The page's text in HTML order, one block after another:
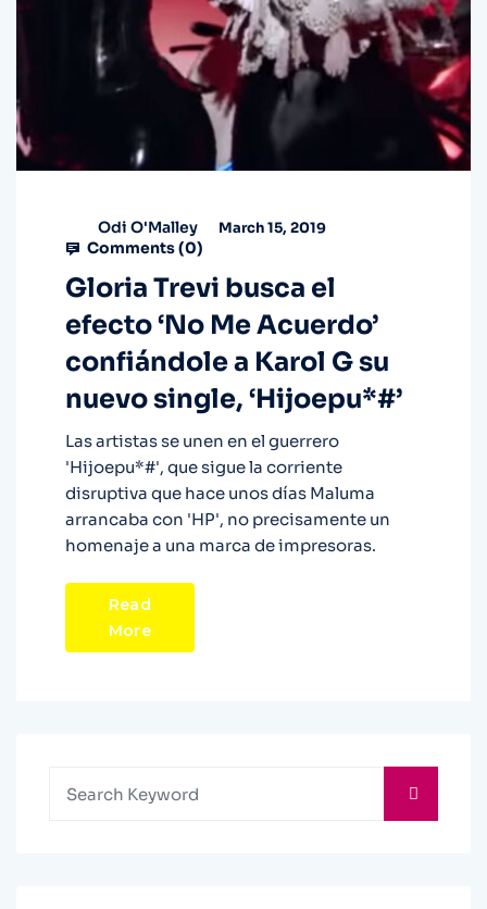
Odi O'Malley March 15, 2019
Comments (0)
Gloria Trevi busca el
efecto ‘No Me Acuerdo’
confiándole a Karol G su
nuevo single, ‘Hijoepu*#’
Las artistas se unen en el guerrero
'Hijoepu*#', que sigue la corriente
disruptiva que hace unos días Maluma
arrancaba con 'HP', no precisamente un
homenaje a una marca de impresoras.
Read
More